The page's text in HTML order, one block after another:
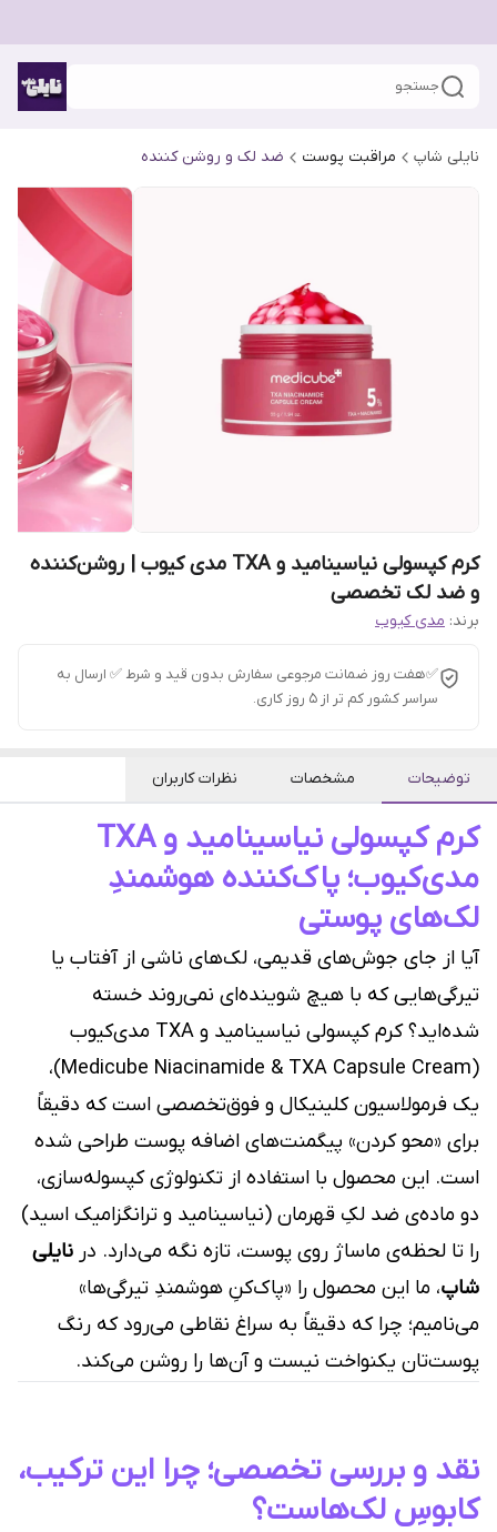
جستجو
نایلی شاپ مراقبت پوست ضد لک و روشن کننده
کرم کپسولی نیاسینامید و TXA مدی کیوب | روشن‌کننده
و ضد لک تخصصی
برند: مدی کیوب
✅هفت روز ضمانت مرجوعی سفارش بدون قید و شرط ✅ ارسال به
سراسر کشور کم تر از 5 روز کاری.
توضیحات مشخصات نظرات کاربران
کرم کپسولی نیاسینامید و TXA
مدی‌کیوب؛ پاک‌کننده هوشمندِ
لک‌های پوستی
آیا از جای جوش‌های قدیمی، لک‌های ناشی از آفتاب یا
تیرگی‌هایی که با هیچ شوینده‌ای نمی‌روند خسته
شده‌اید؟ کرم کپسولی نیاسینامید و TXA مدی‌کیوب
(Medicube Niacinamide & TXA Capsule Cream)،
یک فرمولاسیون کلینیکال و فوق‌تخصصی است که دقیقاً
برای «محو کردن» پیگمنت‌های اضافه پوست طراحی شده
است. این محصول با استفاده از تکنولوژی کپسوله‌سازی،
دو ماده‌ی ضد لکِ قهرمان (نیاسینامید و ترانگزامیک اسید)
را تا لحظه‌ی ماساژ روی پوست، تازه نگه می‌دارد. در نایلی
شاپ، ما این محصول را «پاک‌کنِ هوشمندِ تیرگی‌ها»
می‌نامیم؛ چرا که دقیقاً به سراغ نقاطی می‌رود که رنگ
پوست‌تان یکنواخت نیست و آن‌ها را روشن می‌کند.
نقد و بررسی تخصصی؛ چرا این ترکیب،
کابوسِ لک‌هاست؟